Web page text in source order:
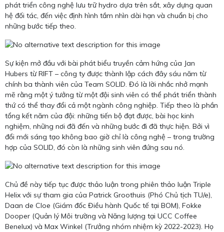
phát triển công nghệ lưu trữ hydro dựa trên sắt, xây dựng quan
hệ đối tác, đến việc định hình tầm nhìn dài hạn và chuẩn bị cho
những bước tiếp theo.
Sự kiện mở đầu với bài phát biểu truyền cảm hứng của Jan
Hubers từ RIFT – công ty được thành lập cách đây sáu năm từ
chính ba thành viên của Team SOLID. Đó là lời nhắc nhở mạnh
mẽ rằng một ý tưởng từ một đội sinh viên có thể phát triển thành
thứ có thể thay đổi cả một ngành công nghiệp. Tiếp theo là phần
tổng kết năm của đội: những tiến bộ đạt được, bài học kinh
nghiệm, những nơi đã đến và những bước đi đã thực hiện. Bởi vì
đổi mới sáng tạo không bao giờ chỉ là công nghệ – trong trường
hợp của SOLID, đó còn là những sinh viên đứng sau nó.
Chủ đề này tiếp tục được thảo luận trong phiên thảo luận Triple
Helix với sự tham gia của Patrick Groothuis (Phó Chủ tịch TU/e),
Daan de Cloe (Giám đốc Điều hành Quốc tế tại BOM), Fokke
Dooper (Quản lý Môi trường và Năng lượng tại UCC Coffee
Benelux) và Max Winkel (Trưởng nhóm nhiệm kỳ 2022-2023). Họ